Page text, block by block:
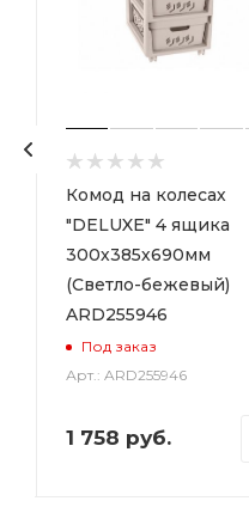
Комод на колесах
"DELUXE" 4 ящика
300х385х690мм
(Светло-бежевый)
ARD255946
Под заказ
Арт.: ARD255946
1 758 руб.